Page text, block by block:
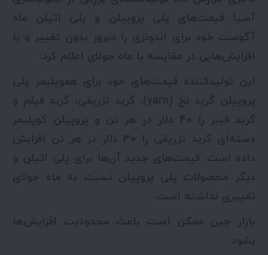
آسیا قیمت‌های پلی پروپیلن و پلی اتیلن ماه
آگوست خود برای اندونزی را دیروز بدون تغییر و با
افزایش‌هایی در مقایسه با ماه جولای اعلام کرد.
این تولیدکننده قیمت‌های خود برای هموپلیمر پلی
پروپیلن گرید نخ (yarn)، گرید تزریقی، گرید فیلم و
گرید فیبر را 40 دلار در هر تن و پروپیلن کوپلیمر
دسته‌ای گرید تزریقی را 30 دلار در هر تن افزایش
داده است. قیمت‌های جدید آن‌ها برای پلی اتیلن و
دیگر محصولات پلی پروپیلن نسبت به ماه جولای
تغییری نداشته است.
بازار چین ممکن است باعث محدودیت افزایش‌ها
بشود